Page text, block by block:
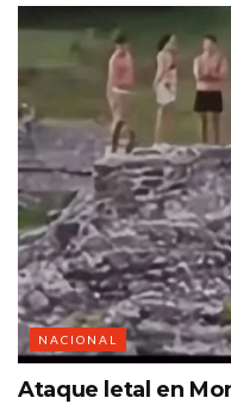
NACIONAL
Ataque letal en